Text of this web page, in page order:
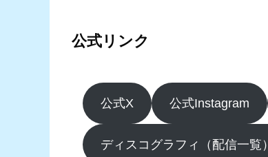
公式リンク
公式X 公式Instagram
ディスコグラフィ（配信一覧）